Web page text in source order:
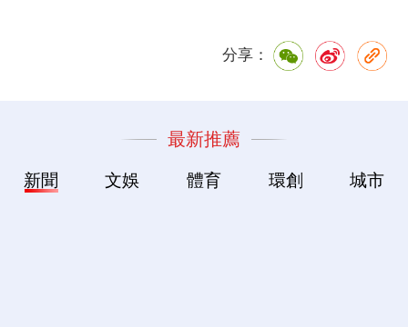
分享：
最新推薦
新聞 文娛 體育 環創 城市